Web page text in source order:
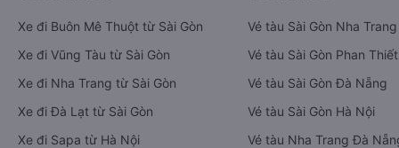
Xe đi Buôn Mê Thuột từ Sài Gòn
Xe đi Vũng Tàu từ Sài Gòn
Xe đi Nha Trang từ Sài Gòn
Xe đi Đà Lạt từ Sài Gòn
Xe đi Sapa từ Hà Nội
Vé tàu Sài Gòn Nha Trang
Vé tàu Sài Gòn Phan Thiết
Vé tàu Sài Gòn Đà Nẵng
Vé tàu Sài Gòn Hà Nội
Vé tàu Nha Trang Đà